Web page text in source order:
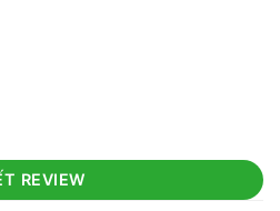
REVIEW